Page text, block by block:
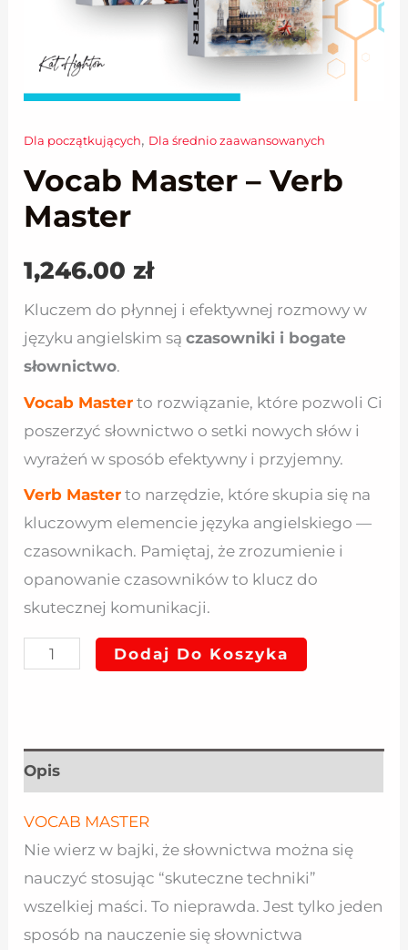
Dla początkujących, Dla średnio zaawansowanych
Vocab Master – Verb
Master
1,246.00zł
Kluczem do płynnej i efektywnej rozmowy w
języku angielskim sączasowniki i bogate
słownictwo.
Vocab Master to rozwiązanie, które pozwoli Ci
poszerzyć słownictwo o setki nowych słów i
wyrażeń w sposób efektywny i przyjemny.
Verb Master to narzędzie, które skupia się na
kluczowym elemencie języka angielskiego —
czasownikach. Pamiętaj, że zrozumienie i
opanowanie czasowników to klucz do
skutecznej komunikacji.
ilość
Vocab
Master
-
Verb
Master
Dodaj Do Koszyka
Opis
VOCAB MASTER
Nie wierz w bajki, że słownictwa można się
nauczyć stosując “skuteczne techniki”
wszelkiej maści. To nieprawda. Jest tylko jeden
sposób na nauczenie się słownictwa